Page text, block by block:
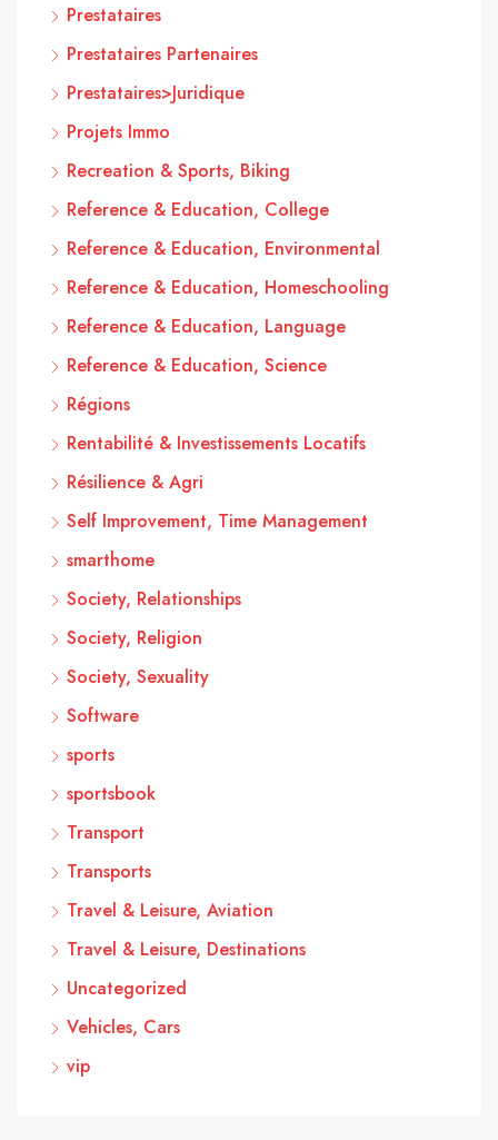
Prestataires
Prestataires Partenaires
Prestataires>Juridique
Projets Immo
Recreation & Sports, Biking
Reference & Education, College
Reference & Education, Environmental
Reference & Education, Homeschooling
Reference & Education, Language
Reference & Education, Science
Régions
Rentabilité & Investissements Locatifs
Résilience & Agri
Self Improvement, Time Management
smarthome
Society, Relationships
Society, Religion
Society, Sexuality
Software
sports
sportsbook
Transport
Transports
Travel & Leisure, Aviation
Travel & Leisure, Destinations
Uncategorized
Vehicles, Cars
vip